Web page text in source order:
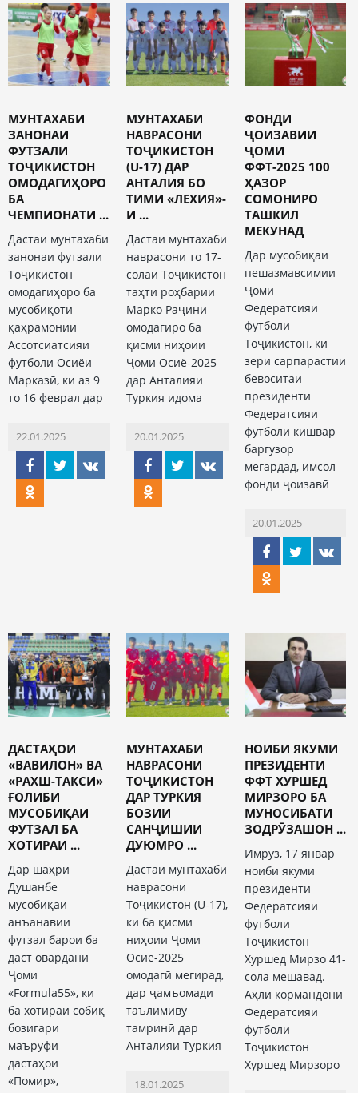
МУНТАХАБИ
ЗАНОНАИ
ФУТЗАЛИ
ТОҶИКИСТОН
ОМОДАГИҲОРО
БА
ЧЕМПИОНАТИ ...
Дастаи мунтахаби
занонаи футзали
Тоҷикистон
омодагиҳоро ба
мусобиқоти
қаҳрамонии
Ассотсиатсияи
футболи Осиёи
Марказӣ, ки аз 9
то 16 феврал дар
22.01.2025
МУНТАХАБИ
НАВРАСОНИ
ТОҶИКИСТОН
(U-17) ДАР
АНТАЛИЯ БО
ТИМИ «ЛЕХИЯ»-
И ...
Дастаи мунтахаби
наврасони то 17-
солаи Тоҷикистон
таҳти роҳбарии
Марко Раҷини
омодагиро ба
қисми ниҳоии
Ҷоми Осиё-2025
дар Анталияи
Туркия идома
20.01.2025
ФОНДИ
ҶОИЗАВИИ
ҶОМИ
ФФТ-2025 100
ҲАЗОР
СОМОНИРО
ТАШКИЛ
МЕКУНАД
Дар мусобиқаи
пешазмавсимии
Ҷоми
Федератсияи
футболи
Тоҷикистон, ки
зери сарпарастии
бевоситаи
президенти
Федератсияи
футболи кишвар
баргузор
мегардад, имсол
фонди ҷоизавӣ
20.01.2025
ДАСТАҲОИ
«ВАВИЛОН» ВА
«РАХШ-ТАКСИ»
ҒОЛИБИ
МУСОБИҚАИ
ФУТЗАЛ БА
ХОТИРАИ ...
Дар шаҳри
Душанбе
мусобиқаи
анъанавии
футзал барои ба
даст овардани
Ҷоми
«Formula55», ки
ба хотираи собиқ
бозигари
маъруфи
дастаҳои
«Помир»,
МУНТАХАБИ
НАВРАСОНИ
ТОҶИКИСТОН
ДАР ТУРКИЯ
БОЗИИ
САНҶИШИИ
ДУЮМРО ...
Дастаи мунтахаби
наврасони
Тоҷикистон (U-17),
ки ба қисми
ниҳоии Ҷоми
Осиё-2025
омодагӣ мегирад,
дар ҷамъомади
таълимиву
тамринӣ дар
Анталияи Туркия
18.01.2025
НОИБИ ЯКУМИ
ПРЕЗИДЕНТИ
ФФТ ХУРШЕД
МИРЗОРО БА
МУНОСИБАТИ
ЗОДРӮЗАШОН ...
Имрӯз, 17 январ
ноиби якуми
президенти
Федератсияи
футболи
Тоҷикистон
Хуршед Мирзо 41-
сола мешавад.
Аҳли кормандони
Федератсияи
футболи
Тоҷикистон
Хуршед Мирзоро